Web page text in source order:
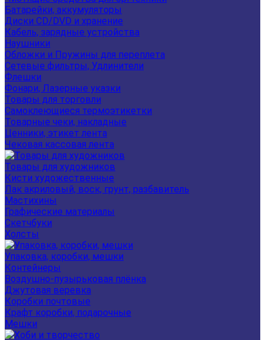
Батарейки, аккумуляторы
Диски CD/DVD и хранение
Кабель, зарядные устройства
Наушники
Обложки и Пружины для переплета
Сетевые фильтры, Удлинители
Флешки
Фонари, Лазерные указки
Товары для торговли
Самоклеющиеся термоэтикетки
Товарные чеки, накладные
Ценники, этикет лента
Чековая кассовая лента
Товары для художников
Кисти художественные
Лак акриловый, воск, грунт, разбавитель
Мастихины
Графические материалы
Скетчбуки
Холсты
Упаковка, коробки, мешки
Контейнеры
Воздушно-пузырьковая плёнка
Джутовая веревка
Коробки почтовые
Крафт коробки, подарочные
Мешки